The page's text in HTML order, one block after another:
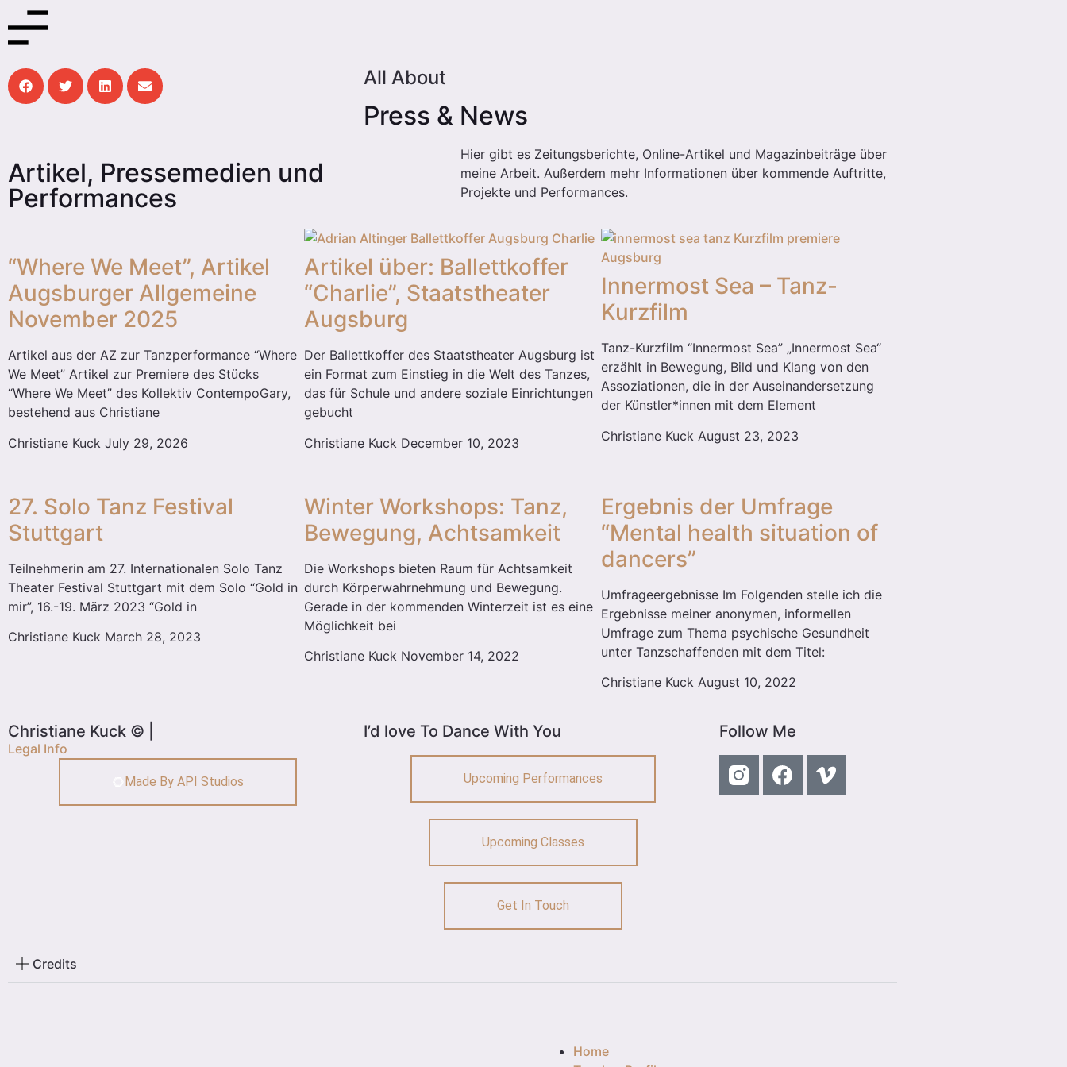
All About
Press & News
Artikel, Pressemedien und
Performances
Hier gibt es Zeitungsberichte, Online-Artikel und Magazinbeiträge über
meine Arbeit. Außerdem mehr Informationen über kommende Auftritte,
Projekte und Performances.
“Where We Meet”, Artikel
Augsburger Allgemeine
November 2025
Artikel aus der AZ zur Tanzperformance “Where
We Meet” Artikel zur Premiere des Stücks
“Where We Meet” des Kollektiv ContempoGary,
bestehend aus Christiane
Christiane Kuck July 29, 2026
Artikel über: Ballettkoffer
“Charlie”, Staatstheater
Augsburg
Der Ballettkoffer des Staatstheater Augsburg ist
ein Format zum Einstieg in die Welt des Tanzes,
das für Schule und andere soziale Einrichtungen
gebucht
Christiane Kuck December 10, 2023
Innermost Sea – Tanz-
Kurzfilm
Tanz-Kurzfilm “Innermost Sea” „Innermost Sea“
erzählt in Bewegung, Bild und Klang von den
Assoziationen, die in der Auseinandersetzung
der Künstler*innen mit dem Element
Christiane Kuck August 23, 2023
27. Solo Tanz Festival
Stuttgart
Teilnehmerin am 27. Internationalen Solo Tanz
Theater Festival Stuttgart mit dem Solo “Gold in
mir”, 16.-19. März 2023 “Gold in
Christiane Kuck March 28, 2023
Winter Workshops: Tanz,
Bewegung, Achtsamkeit
Die Workshops bieten Raum für Achtsamkeit
durch Körperwahrnehmung und Bewegung.
Gerade in der kommenden Winterzeit ist es eine
Möglichkeit bei
Christiane Kuck November 14, 2022
Ergebnis der Umfrage
“Mental health situation of
dancers”
Umfrageergebnisse Im Folgenden stelle ich die
Ergebnisse meiner anonymen, informellen
Umfrage zum Thema psychische Gesundheit
unter Tanzschaffenden mit dem Titel:
Christiane Kuck August 10, 2022
Christiane Kuck © |
Legal Info
Made By API Studios
I’d love To Dance With You
Upcoming Performances
Upcoming Classes
Get In Touch
Follow Me
Credits
Home